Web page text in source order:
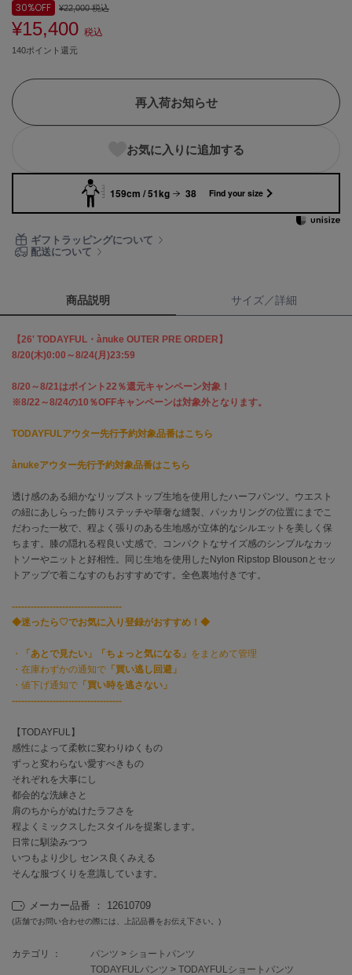
Ballelite
バレリット
BANDOLIER
Barbour
バブアー
Calvin Klein
CELFORD
セロン
Clarks Premium
クラークス
CODE A
コードエー
COLE HAAN
コンバース
DANSKIN
ダンスキン
EIMY ISTOIRE
emmi
エミ
エミ アトリエ
emmi yoga
エミヨガ
ETRÉ TOKYO
エトレトウキョウ
ey
アイ
FILA
30%OFF ¥22,000税込
¥15,400 税込
140ポイント還元
再入荷お知らせ
お気に入りに追加する
159cm / 51kg 38 Find your size
ギフトラッピングについて
配送について
商品説明 サイズ／詳細
【26' TODAYFUL・ànuke OUTER PRE ORDER】
8/20(木)0:00～8/24(月)23:59
8/20～8/21はポイント22％還元キャンペーン対象！
※8/22～8/24の10％OFFキャンペーンは対象外となります。
TODAYFULアウター先行予約対象品番はこちら
ànukeアウター先行予約対象品番はこちら
透け感のある細かなリップストップ生地を使用したハーフパンツ。ウエスト
の紐にあしらった飾りステッチや華奢な縫製、パッカリングの位置にまでこ
だわった一枚で、程よく張りのある生地感が立体的なシルエットを美しく保
ちます。膝の隠れる程良い丈感で、コンパクトなサイズ感のシンプルなカッ
トソーやニットと好相性。同じ生地を使用したNylon Ripstop Blousonとセッ
トアップで着こなすのもおすすめです。全色裏地付きです。
-----------------------------------
◆迷ったら♡でお気に入り登録がおすすめ！◆
・ 「あとで見たい」「ちょっと気になる」 をまとめて管理
・在庫わずかの通知で 「買い逃し回避」
・値下げ通知で 「買い時を逃さない」
-----------------------------------
【TODAYFUL】
感性によって柔軟に変わりゆくもの
ずっと変わらない愛すべきもの
それぞれを大事にし
都会的な洗練さと
肩のちからがぬけたラフさを
程よくミックスしたスタイルを提案します。
日常に馴染みつつ
いつもより少し センス良くみえる
そんな服づくりを意識しています。
メーカー品番 ： 12610709
(店舗でお問い合わせの際には、上記品番をお伝え下さい。)
カテゴリ ： パンツ > ショートパンツ
TODAYFULパンツ > TODAYFULショートパンツ